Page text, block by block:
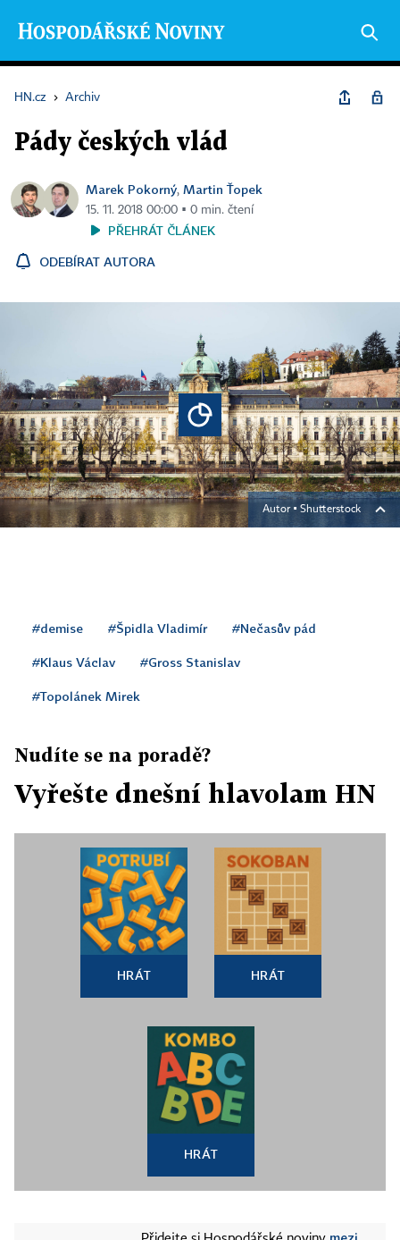
HN.cz › Archiv
Pády českých vlád
Marek Pokorný, Martin Ťopek
15. 11. 2018 00:00 ▪ 0 min. čtení
PŘEHRÁT ČLÁNEK
ODEBÍRAT AUTORA
Autor ▪ Shutterstock
#demise #Špidla Vladimír #Nečasův pád
#Klaus Václav #Gross Stanislav
#Topolánek Mirek
Nudíte se na poradě?
Vyřešte dnešní hlavolam HN
HRÁT HRÁT
HRÁT